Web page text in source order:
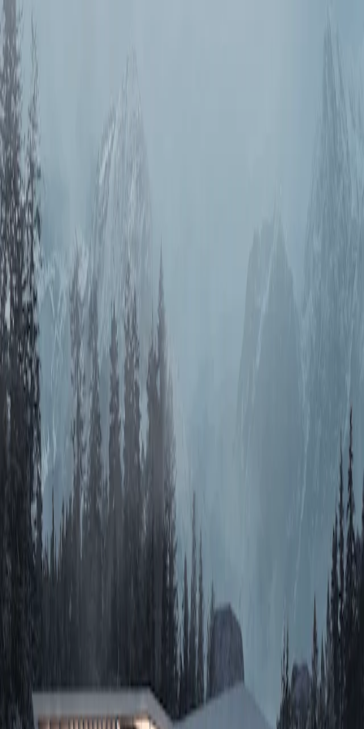
推荐
AI创作
关于我们
知末协议
品牌来源
关于我们
联系我们
加入我们
常见问题
上传要求
下载问题
本网站内容由用户自行上传，如权利人发现存在误传其
他作品情形，请及时与本站联系。